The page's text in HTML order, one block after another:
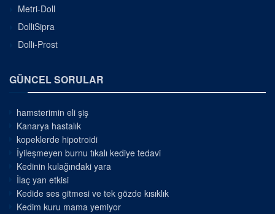
Metri-Doll
DolliSipra
Dolli-Prost
GÜNCEL SORULAR
hamsterimin eli şiş
Kanarya hastalık
kopeklerde hipotroidi
İyileşmeyen burnu tıkalı kediye tedavi
Kedinin kulağındaki yara
İlaç yan etkisi
Kedide ses gitmesi ve tek gözde kısıklık
Kedim kuru mama yemiyor